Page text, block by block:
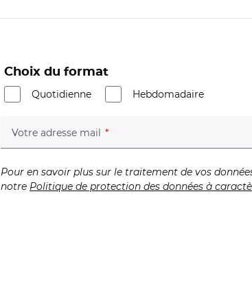
Choix du format
Quotidienne
Hebdomadaire
Votre adresse mail (champ obligatoire)
Pour en savoir plus sur le traitement de vos
notre Politique de protection des données à